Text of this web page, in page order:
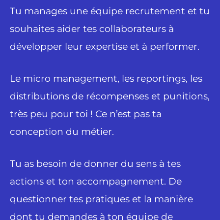
Tu manages une équipe recrutement et tu
souhaites aider tes collaborateurs à
développer leur expertise et à performer.
Le micro management, les reportings, les
distributions de récompenses et punitions,
très peu pour toi ! Ce n’est pas ta
conception du métier.
Tu as besoin de donner du sens à tes
actions et ton accompagnement. De
questionner tes pratiques et la manière
dont tu demandes à ton équipe de